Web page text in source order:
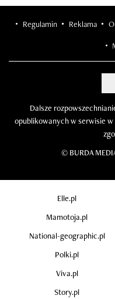
Regulamin Reklama
Dalsze
opublikowanych w serwisie
© BURDA
Elle.pl
Mamotoja.pl
National-geographic.pl
Polki.pl
Viva.pl
Story.pl